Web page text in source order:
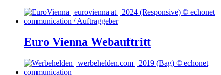
Euro Vienna Webauftritt